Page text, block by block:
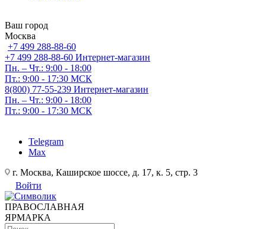
Ваш город
Москва
+7 499 288-88-60
+7 499 288-88-60 Интернет-магазин
Пн. – Чт.: 9:00 - 18:00
Пт.: 9:00 - 17:30 МСК
8(800) 77-55-239 Интернет-магазин
Пн. – Чт.: 9:00 - 18:00
Пт.: 9:00 - 17:30 МСК
Telegram
Max
г. Москва, Каширское шоссе, д. 17, к. 5, стр. 3
Войти
ПРАВОСЛАВНАЯ
ЯРМАРКА